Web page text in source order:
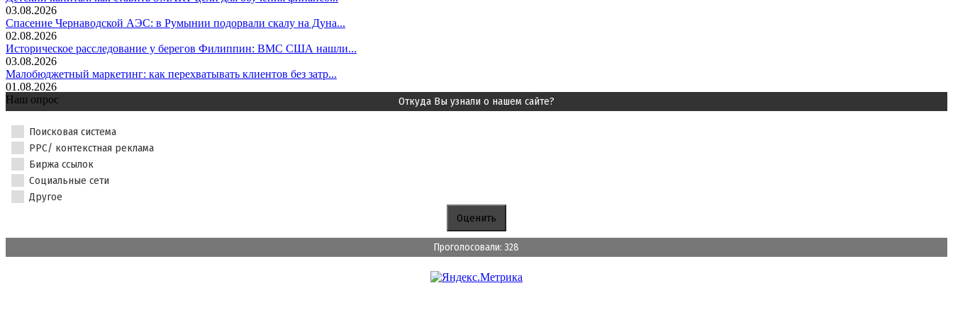
03.08.2026
Спасение Чернаводской АЭС: в Румынии подорвали скалу на Дуна...
02.08.2026
Историческое расследование у берегов Филиппин: ВМС США нашли...
03.08.2026
Малобюджетный маркетинг: как перехватывать клиентов без затр...
01.08.2026
Наш опрос
Откуда Вы узнали о нашем сайте?
Поисковая система
PPC/ контекстная реклама
Биржа ссылок
Социальные сети
Другое
Проголосовали: 328